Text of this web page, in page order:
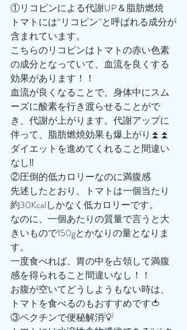
①リコピンによる代謝UP＆脂肪燃焼
トマトには”リコピン”と呼ばれる成分が
含まれています。
こちらのリコピンはトマトの赤い色素
の成分となっていて、血流を良くする
効果があります！！
血流が良くなることで、身体中にスム
ーズに酸素を行き渡らせることがで
き、代謝が上がります。代謝アップに
伴って、脂肪燃焼効果も爆上がり⏫⏫
ダイエットを進めてくれること間違い
なし‼️
②圧倒的低カロリーなのに満腹感
先述したとおり、トマトは一個当たり
約30Kcalしかなく低カロリーです。
なのに、一個あたりの質量で言うと大
きいもので150gとかなりの量となりま
す。
一度食べれば、胃の中を占領して満腹
感を得られること間違いなし！！
お腹が空いてどうしようもない時は、
トマトを食べるのもおすすめです🍅
③ペクチンで便秘解消💡